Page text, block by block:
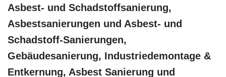
Asbest- und Schadstoffsanierung,
Asbestsanierungen und Asbest- und
Schadstoff-Sanierungen,
Gebäudesanierung, Industriedemontage &
Entkernung, Asbest Sanierung und